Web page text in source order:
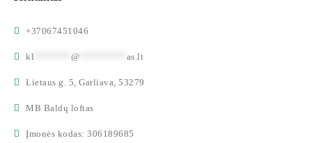
+37067451046
kl @ as.lt
Lietaus g. 5, Garliava, 53279
MB Baldų loftas
Įmonės kodas: 306189685